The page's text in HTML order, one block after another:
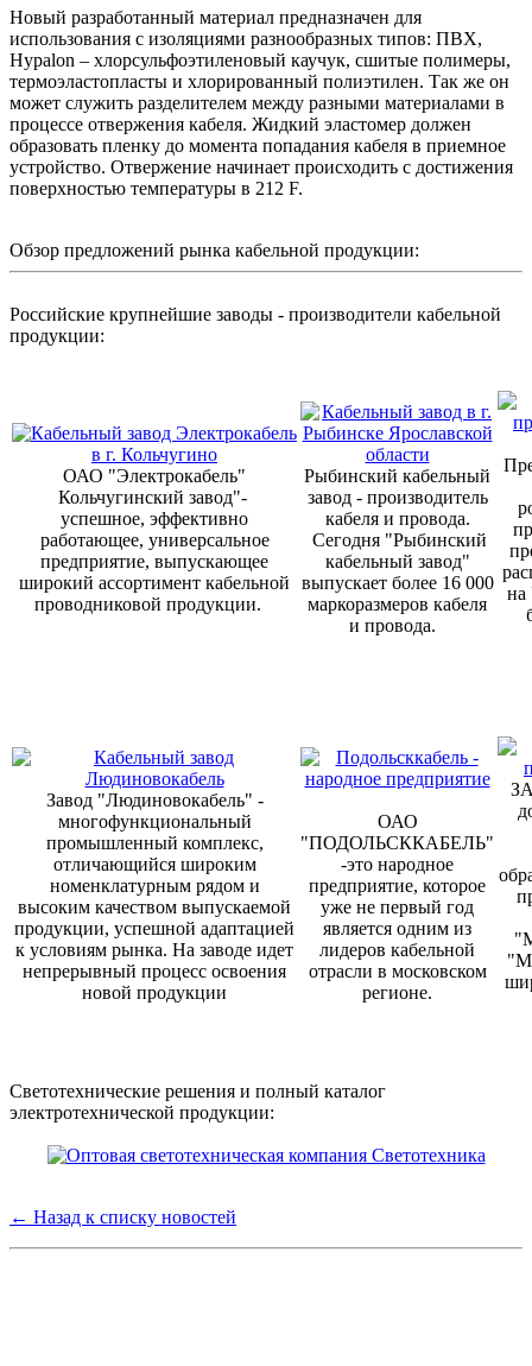
Новый разработанный материал предназначен для
использования с изоляциями разнообразных типов: ПВХ,
Hypalon – хлорсульфоэтиленовый каучук, сшитые полимеры,
термоэластопласты и хлорированный полиэтилен. Так же он
может служить разделителем между разными материалами в
процессе отвержения кабеля. Жидкий эластомер должен
образовать пленку до момента попадания кабеля в приемное
устройство. Отвержение начинает происходить с достижения
поверхностью температуры в 212 F.
Обзор предложений рынка кабельной продукции:
Российские крупнейшие заводы - производители кабельной
продукции:
ОАО "Электрокабель"
Кольчугинский завод"-
успешное, эффективно
работающее, универсальное
предприятие, выпускающее
широкий ассортимент кабельной
проводниковой продукции.
Рыбинский кабельный
завод - производитель
кабеля и провода.
Сегодня "Рыбинский
кабельный завод"
выпускает более 16 000
маркоразмеров кабеля
и провода.
на
Завод "Людиновокабель" -
многофункциональный
промышленный комплекс,
отличающийся широким
номенклатурным рядом и
высоким качеством выпускаемой
продукции, успешной адаптацией
к условиям рынка. На заводе идет
непрерывный процесс освоения
новой продукции
ОАО
"ПОДОЛЬСККАБЕЛЬ"
-это народное
предприятие, которое
уже не первый год
является одним из
лидеров кабельной
отрасли в московском
регионе.
Светотехнические решения и полный каталог
электротехнической продукции:
← Назад к списку новостей